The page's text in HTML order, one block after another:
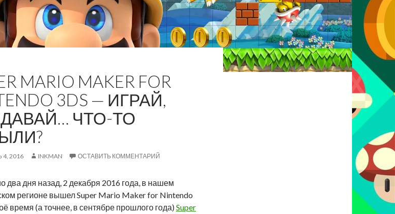
MARIO MAKER FOR
3DS — ИГРАЙ,
ЧТО-ТО
2016 INKMAN ОСТАВИТЬ КОММЕНТАРИЙ
два дня назад, 2 декабря 2016 года, в нашем
регионе вышел Super Mario Maker for Nintendo
время (а точнее, в сентябре прошлого года) Super